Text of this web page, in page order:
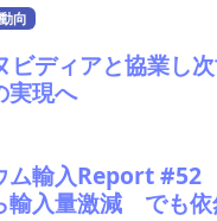
向
ビディアと協業し
実現へ
ム輸入Report
輸入量激減 でも依